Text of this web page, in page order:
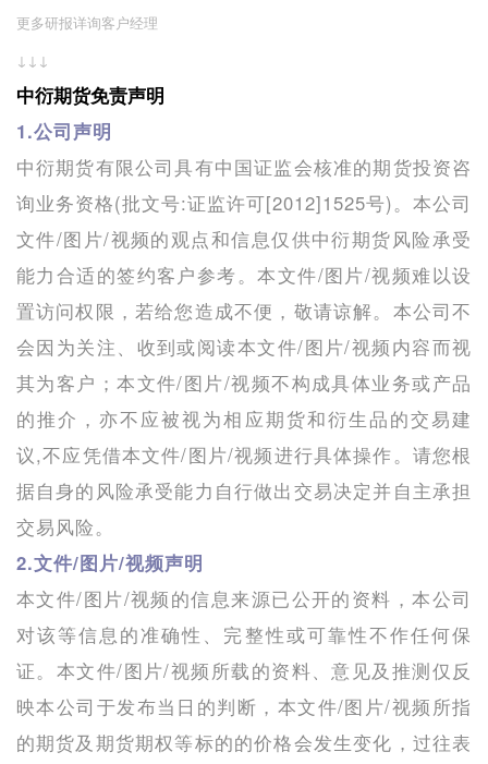
更多研报详询客户经理
↓↓↓
中衍期货免责声明
1.公司声明
中衍期货有限公司具有中国证监会核准的期货投资咨
询业务资格(批文号:证监许可[2012]1525号)。本公司
文件/图片/视频的观点和信息仅供中衍期货风险承受
能力合适的签约客户参考。本文件/图片/视频难以设
置访问权限，若给您造成不便，敬请谅解。本公司不
会因为关注、收到或阅读本文件/图片/视频内容而视
其为客户；本文件/图片/视频不构成具体业务或产品
的推介，亦不应被视为相应期货和衍生品的交易建
议,不应凭借本文件/图片/视频进行具体操作。请您根
据自身的风险承受能力自行做出交易决定并自主承担
交易风险。
2.文件/图片/视频声明
本文件/图片/视频的信息来源已公开的资料，本公司
对该等信息的准确性、完整性或可靠性不作任何保
证。本文件/图片/视频所载的资料、意见及推测仅反
映本公司于发布当日的判断，本文件/图片/视频所指
的期货及期货期权等标的的价格会发生变化，过往表